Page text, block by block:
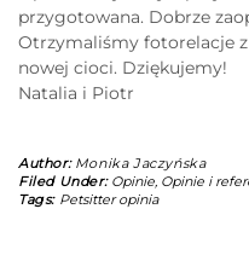
przygotowana. Dobrze
Otrzymaliśmy fotorelacje
nowej cioci. Dziękujemy!
Natalia i Piotr
Author: Monika Jaczyńska
Filed Under: Opinie, Opinie i
Tags: Petsitter opinia